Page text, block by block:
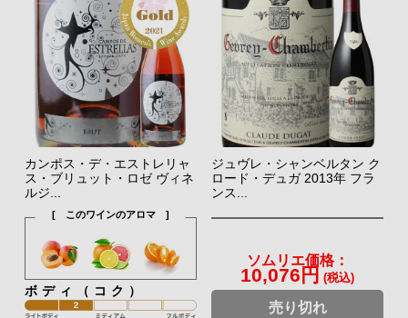
カンポス・デ・エストレリャ
ス・ブリュット・ロゼ ヴィネ
ルジ...
[ このワインのアロマ ]
ボディ（コク）
ジュヴレ・シャンベルタン ク
ロード・デュガ 2013年 フラ
ンス...
ソムリエ価格：
10,076円 (税込)
売り切れ